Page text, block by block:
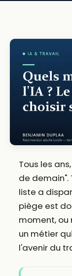
Tous les
de demain".
liste a
piège est
moment,
un métier
l'avenir du